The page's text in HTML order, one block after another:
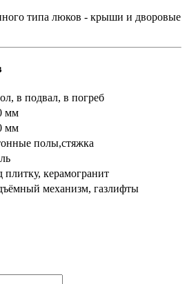
типа люков - крыши и дворовые
в подвал, в погреб
мм
мм
полы,стяжка
плитку, керамогранит
механизм, газлифты